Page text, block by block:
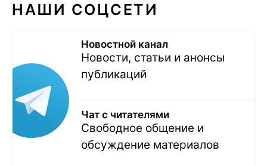
НАШИ СОЦСЕТИ
Новостной канал
Новости, статьи и анонсы
публикаций
Чат с читателями
Свободное общение и
обсуждение материалов